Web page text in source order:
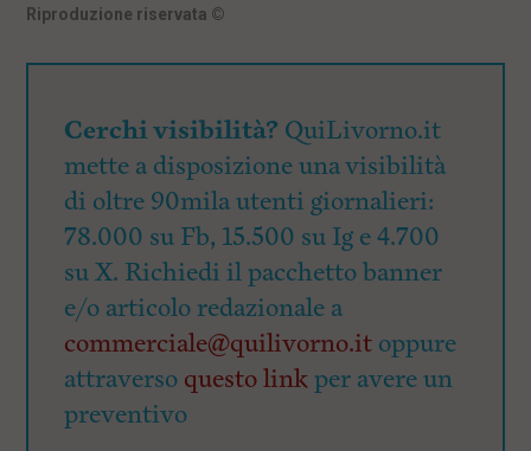
Riproduzione riservata ©
Cerchi visibilità? QuiLivorno.it
mette a disposizione una visibilità
di oltre 90mila utenti giornalieri:
78.000 su Fb, 15.500 su Ig e 4.700
su X. Richiedi il pacchetto banner
e/o articolo redazionale a
commerciale@quilivorno.it oppure
attraverso questo linkper avere un
preventivo